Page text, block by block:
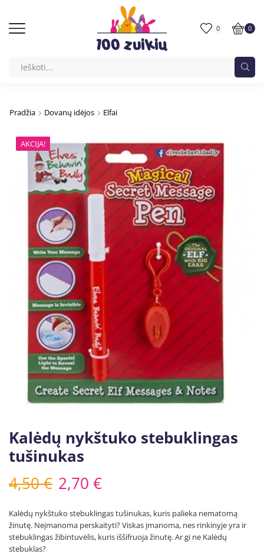
0 0
Pradžia Dovanų idėjos Elfai
AKCIJA!
Kalėdų nykštuko stebuklingas
tušinukas
4,50€ 2,70 €
Kalėdų nykštuko stebuklingas tušinukas, kuris palieka nematomą
žinutę. Neįmanoma perskaityti? Viskas įmanoma, nes rinkinyje yra ir
stebuklingas žibintuvėlis, kuris iššifruoja žinutę. Ar gi ne Kalėdų
stebuklas?